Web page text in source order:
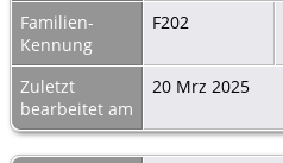
Familien-
Kennung
F202
Zuletzt
bearbeitet am
20 Mrz 2025